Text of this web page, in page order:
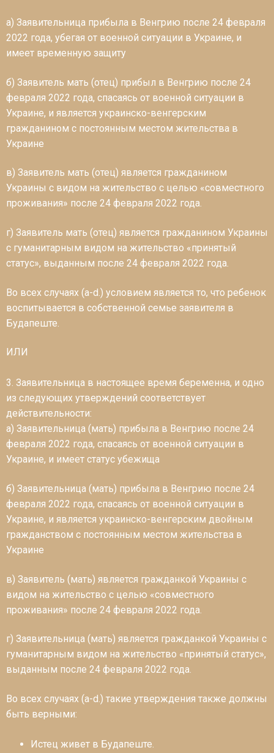
a) Заявительница прибыла в Венгрию после 24 февраля
2022 года, убегая от военной ситуации в Украине, и
имеет временную защиту
б) Заявитель мать (отец) прибыл в Венгрию после 24
февраля 2022 года, спасаясь от военной ситуации в
Украине, и является украинско-венгерским
гражданином с постоянным местом жительства в
Украине
в) Заявитель мать (отец) является гражданином
Украины с видом на жительство с целью «совместного
проживания» после 24 февраля 2022 года.
г) Заявитель мать (отец) является гражданином Украины
с гуманитарным видом на жительство «принятый
статус», выданным после 24 февраля 2022 года.
Во всех случаях (a-d.) условием является то, что ребенок
воспитывается в собственной семье заявителя в
Будапеште.
ИЛИ
3. Заявительница в настоящее время беременна, и одно
из следующих утверждений соответствует
действительности:
a) Заявительница (мать) прибыла в Венгрию после 24
февраля 2022 года, спасаясь от военной ситуации в
Украине, и имеет статус убежища
б) Заявительница (мать) прибыла в Венгрию после 24
февраля 2022 года, спасаясь от военной ситуации в
Украине, и является украинско-венгерским двойным
гражданством с постоянным местом жительства в
Украине
в) Заявитель (мать) является гражданкой Украины с
видом на жительство с целью «совместного
проживания» после 24 февраля 2022 года.
г) Заявительница (мать) является гражданкой Украины с
гуманитарным видом на жительство «принятый статус»,
выданным после 24 февраля 2022 года.
Во всех случаях (a-d.) такие утверждения также должны
быть верными:
Истец живет в Будапеште.